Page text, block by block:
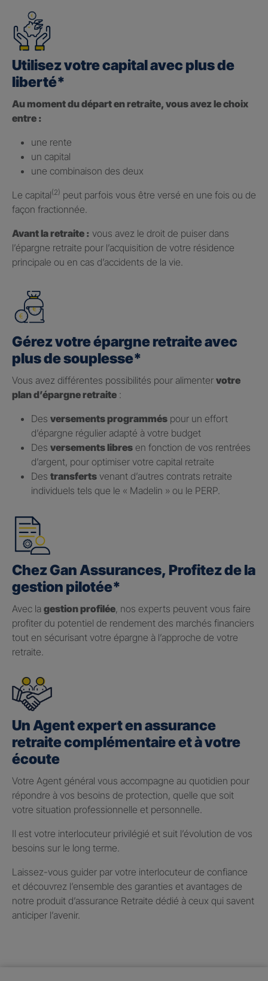
Utilisez votre capital avec plus de
liberté*
Au moment du départ en retraite, vous avez le choix
entre :
une rente
un capital
une combinaison des deux
Le capital(2) peut parfois vous être versé en une fois ou de
façon fractionnée.
Avant la retraite : vous avez le droit de puiser dans
l’épargne retraite pour l’acquisition de votre résidence
principale ou en cas d’accidents de la vie.
Gérez votre épargne retraite avec
plus de souplesse*
Vous avez différentes possibilités pour alimenter votre
plan d’épargne retraite :
Des versements programmés pour un effort
d’épargne régulier adapté à votre budget
Des versements libres en fonction de vos rentrées
d’argent, pour optimiser votre capital retraite
Des transferts venant d’autres contrats retraite
individuels tels que le « Madelin » ou le PERP.
Chez Gan Assurances, Profitez de la
gestion pilotée*
Avec la gestion profilée, nos experts peuvent vous faire
profiter du potentiel de rendement des marchés financiers
tout en sécurisant votre épargne à l’approche de votre
retraite.
Un Agent expert en assurance
retraite complémentaire et à votre
écoute
Votre Agent général vous accompagne au quotidien pour
répondre à vos besoins de protection, quelle que soit
votre situation professionnelle et personnelle.
Il est votre interlocuteur privilégié et suit l’évolution de vos
besoins sur le long terme.
Laissez-vous guider par votre interlocuteur de confiance
et découvrez l’ensemble des garanties et avantages de
notre produit d’assurance Retraite dédié à ceux qui savent
anticiper l’avenir.